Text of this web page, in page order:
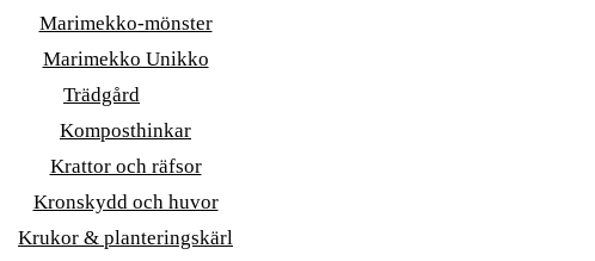
Marimekko-mönster
Marimekko Unikko
Trädgård
Komposthinkar
Krattor och räfsor
Kronskydd och huvor
Krukor & planteringskärl